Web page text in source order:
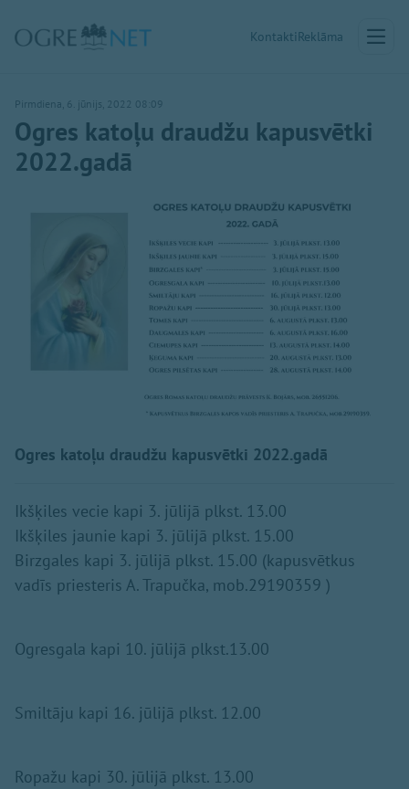
KontaktiReklāma
Pirmdiena, 6. jūnijs, 2022 08:09
Ogres katoļu draudžu kapusvētki
2022.gadā
Ogres katoļu draudžu kapusvētki 2022.gadā
Ikšķiles vecie kapi 3. jūlijā plkst. 13.00
Ikšķiles jaunie kapi 3. jūlijā plkst. 15.00
Birzgales kapi 3. jūlijā plkst. 15.00 (kapusvētkus
vadīs priesteris A. Trapučka, mob.29190359 )
Ogresgala kapi 10. jūlijā plkst.13.00
Smiltāju kapi 16. jūlijā plkst. 12.00
Ropažu kapi 30. jūlijā plkst. 13.00